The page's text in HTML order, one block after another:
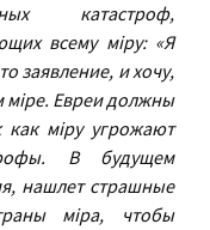
катастроф,
всему мiру: «Я
заявление, и хочу,
мiре. Евреи должны
как мiру угрожают
В будущем
нашлет страшные
мiра, чтобы